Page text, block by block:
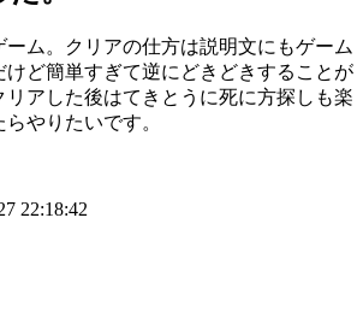
ム。クリアの仕方は説明文にもゲーム
けど簡単すぎて逆にどきどきすることが
リアした後はてきとうに死に方探しも楽
やりたいです。
22:18:42